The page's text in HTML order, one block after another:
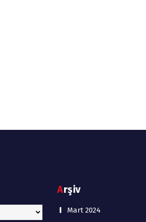
Arşiv
Mart 2024